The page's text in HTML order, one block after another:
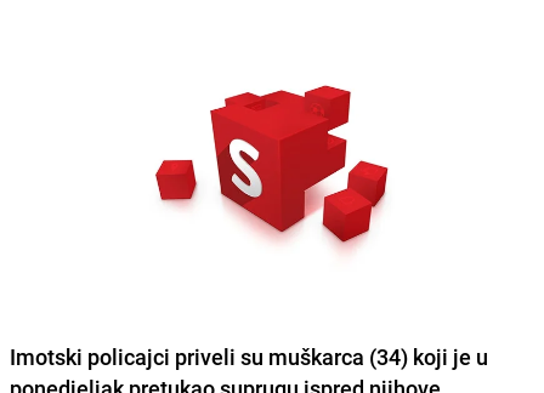
Imotski policajci priveli su muškarca (34) koji je u